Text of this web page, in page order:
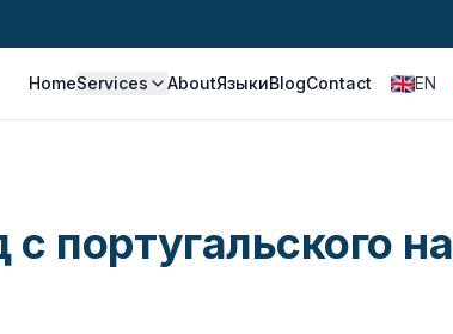
HomeServices AboutЯзыкиBlogContact EN
португальского на